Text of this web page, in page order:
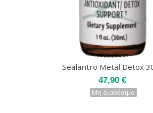
Sealantro Metal Detox
47,90 €
Μη διαθέσιμο